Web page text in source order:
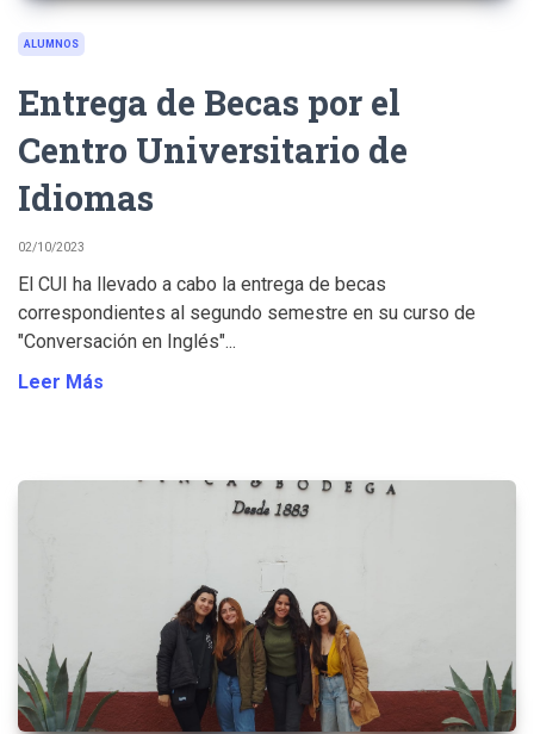
ALUMNOS
Entrega de Becas por el
Centro Universitario de
Idiomas
02/10/2023
El CUI ha llevado a cabo la entrega de becas
correspondientes al segundo semestre en su curso de
"Conversación en Inglés"...
Leer Más